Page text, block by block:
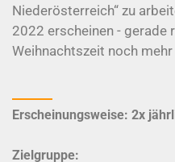
Niederösterreich“ zu
2022 erscheinen - gerade
Weihnachtszeit noch
Erscheinungsweise: 2x
Zielgruppe: